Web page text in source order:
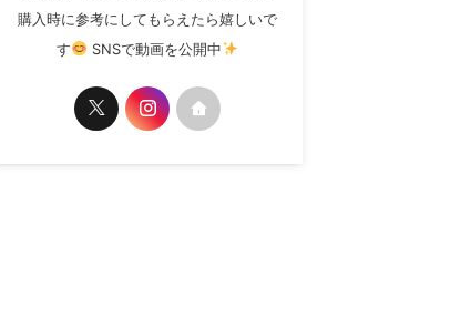
購入時に参考にしてもらえたら嬉しいで
す
SNSで動画を公開中